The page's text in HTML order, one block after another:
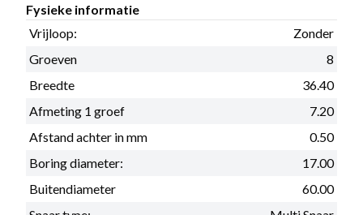
Fysieke informatie
Vrijloop:
Zonder
Groeven
8
Breedte
36.40
Afmeting 1 groef
7.20
Afstand achter in mm
0.50
Boring diameter:
17.00
Buitendiameter
60.00